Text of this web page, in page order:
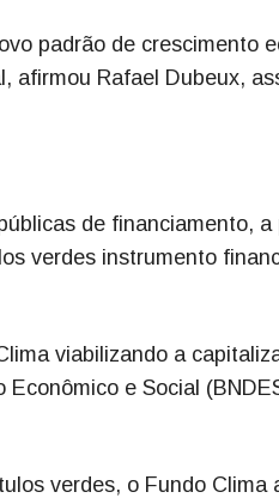
padrão de crescimento
afirmou Rafael Dubeux,
de financiamento,
verdes instrumento
viabilizando a
e Social
verdes, o Fundo